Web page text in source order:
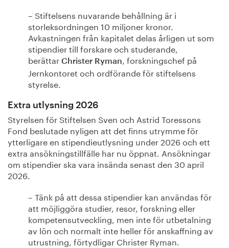
– Stiftelsens nuvarande behållning är i
storleksordningen 10 miljoner kronor.
Avkastningen från kapitalet delas årligen ut som
stipendier till forskare och studerande,
berättar Christer Ryman, forskningschef på
Jernkontoret och ordförande för stiftelsens
styrelse.
Extra utlysning 2026
Styrelsen för Stiftelsen Sven och Astrid Toressons
Fond beslutade nyligen att det finns utrymme för
ytterligare en stipendieutlysning under 2026 och ett
extra ansökningstillfälle har nu öppnat. Ansökningar
om stipendier ska vara insända senast den 30 april
2026.
– Tänk på att dessa stipendier kan användas för
att möjliggöra studier, resor, forskning eller
kompetensutveckling, men inte för utbetalning
av lön och normalt inte heller för anskaffning av
utrustning, förtydligar Christer Ryman.